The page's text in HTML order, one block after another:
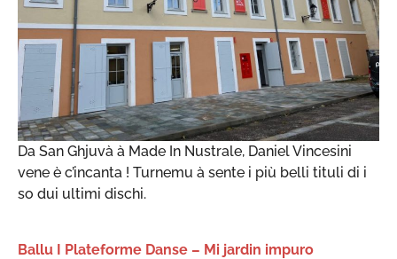
Da San Ghjuvà à Made In Nustrale, Daniel Vincesini
vene è c’incanta ! Turnemu à sente i più belli tituli di i
so dui ultimi dischi.
Ballu I Plateforme Danse – Mi jardin impuro